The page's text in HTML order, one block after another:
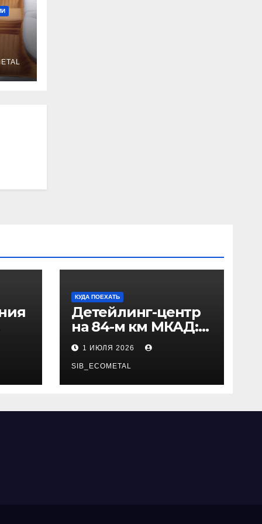
КУДА ПОЕХАТЬ
Детейлинг-центр
на 84-м км МКАД:
адрес и проезд
1 ИЮЛЯ 2026
SIB_ECOMETAL